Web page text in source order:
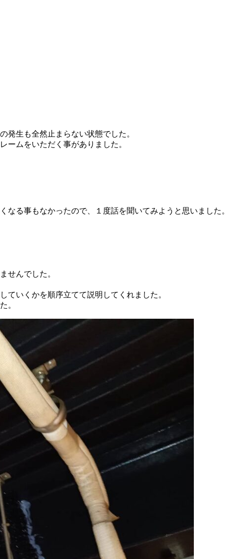
発生も全然止まらない状態でした。
ームをいただく事がありました。
る事もなかったので、１度話を聞いてみようと思いました。
せんでした。
ていくかを順序立てて説明してくれました。
。